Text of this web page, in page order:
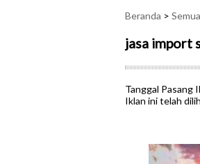
Beranda >
jasa import
Tanggal Pasang
Iklan ini telah